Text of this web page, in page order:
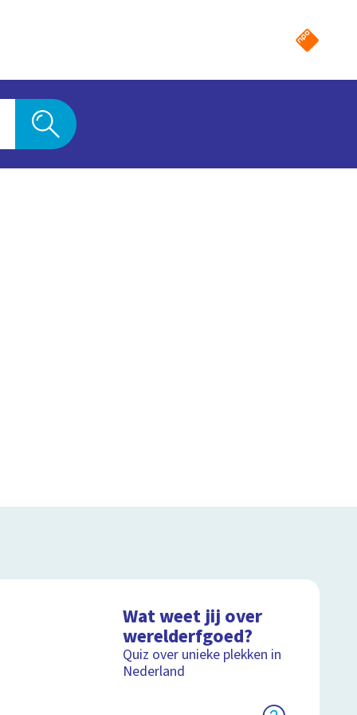
Wat weet jij over
werelderfgoed?
Quiz over unieke plekken in
Nederland